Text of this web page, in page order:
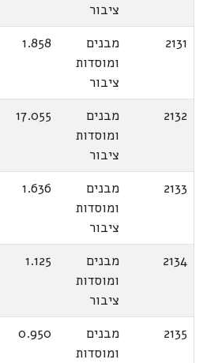
ציבור
2131
מבנים
ומוסדות
ציבור
1.858
2132
מבנים
ומוסדות
ציבור
17.055
2133
מבנים
ומוסדות
ציבור
1.636
2134
מבנים
ומוסדות
ציבור
1.125
2135
מבנים
ומוסדות
0.950